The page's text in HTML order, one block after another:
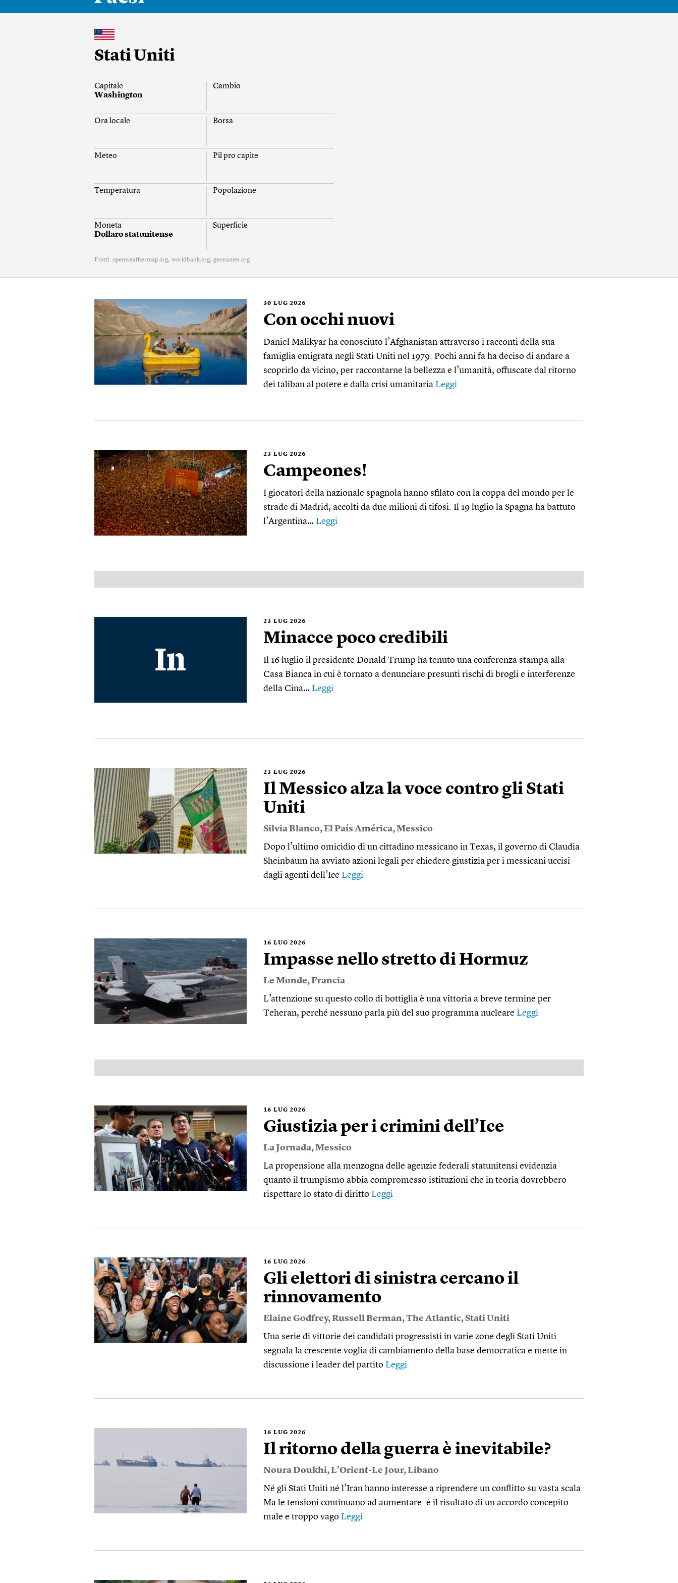
Stati Uniti
Capitale
Washington
Cambio
Ora locale Borsa
Meteo Pil pro capite
Temperatura Popolazione
Moneta
Dollaro statunitense
Superficie
Fonti: openweathermap.org, worldbank.org, geonames.org
30 LUG 2026
Con occhi nuovi
Daniel Malikyar ha conosciuto l’Afghanistan attraverso i racconti della sua
famiglia emigrata negli Stati Uniti nel 1979. Pochi anni fa ha deciso di andare a
scoprirlo da vicino, per raccontarne la bellezza e l’umanità, offuscate dal ritorno
dei taliban al potere e dalla crisi umanitaria Leggi
23 LUG 2026
Campeones!
I giocatori della nazionale spagnola hanno sfilato con la coppa del mondo per le
strade di Madrid, accolti da due milioni di tifosi. Il 19 luglio la Spagna ha battuto
l’Argentina… Leggi
23 LUG 2026
Minacce poco credibili
Il 16 luglio il presidente Donald Trump ha tenuto una conferenza stampa alla
Casa Bianca in cui è tornato a denunciare presunti rischi di brogli e interferenze
della Cina… Leggi
23 LUG 2026
Il Messico alza la voce contro gli Stati
Uniti
Silvia Blanco,El País América,Messico
Dopo l’ultimo omicidio di un cittadino messicano in Texas, il governo di Claudia
Sheinbaum ha avviato azioni legali per chiedere giustizia per i messicani uccisi
dagli agenti dell’Ice Leggi
16 LUG 2026
Impasse nello stretto di Hormuz
Le Monde,Francia
L’attenzione su questo collo di bottiglia è una vittoria a breve termine per
Teheran, perché nessuno parla più del suo programma nucleare Leggi
16 LUG 2026
Giustizia per i crimini dell’Ice
La Jornada,Messico
La propensione alla menzogna delle agenzie federali statunitensi evidenzia
quanto il trumpismo abbia compromesso istituzioni che in teoria dovrebbero
rispettare lo stato di diritto Leggi
16 LUG 2026
Gli elettori di sinistra cercano il
rinnovamento
Elaine Godfrey,Russell Berman,The Atlantic,Stati Uniti
Una serie di vittorie dei candidati progressisti in varie zone degli Stati Uniti
segnala la crescente voglia di cambiamento della base democratica e mette in
discussione i leader del partito Leggi
16 LUG 2026
Il ritorno della guerra è inevitabile?
Noura Doukhi,L’Orient-Le Jour,Libano
Né gli Stati Uniti né l’Iran hanno interesse a riprendere un conflitto su vasta scala.
Ma le tensioni continuano ad aumentare: è il risultato di un accordo concepito
male e troppo vago Leggi